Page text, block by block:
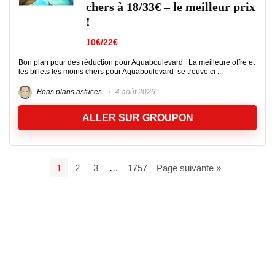
chers à 18/33€ – le meilleur prix
!
10€/22€
Bon plan pour des réduction pour Aquaboulevard La meilleure offre et
les billets les moins chers pour Aquaboulevard se trouve ci ...
Bons plans astuces 4 août 2026
ALLER SUR GROUPON
1 2 3 … 1757 Page suivante »